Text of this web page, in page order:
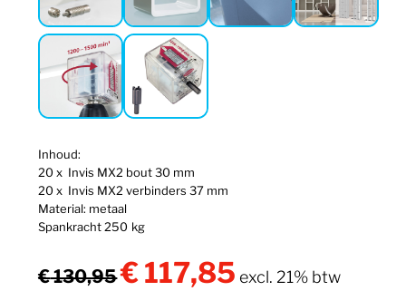
Inhoud:
20 x Invis MX2 bout 30 mm
20 x Invis MX2 verbinders 37 mm
Material: metaal
Spankracht 250 kg
€130,95Oorspronkelijke
€117,85 Huidige
excl. 21% btw